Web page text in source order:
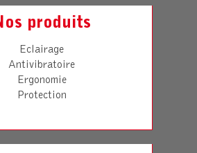
produits
Eclairage
Antivibratoire
Ergonomie
Protection